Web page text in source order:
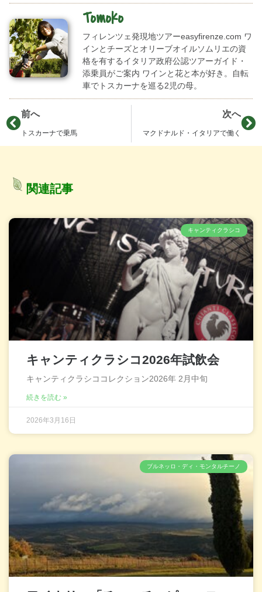
Tomoko
フィレンツェ発現地ツアーeasyfirenze.com ワ
インとチーズとオリーブオイルソムリエの資
格を有するイタリア政府公認ツアーガイド・
添乗員がご案内 ワインと花と本が好き。自転
車でトスカーナを巡る2児の母。
前へ
トスカーナで乗馬
次へ
マクドナルド・イタリアで働く
関連記事
キャンティクラシコ
キャンティクラシコ2026年試飲会
キャンティクラシココレクション2026年 2月中旬
続きを読む »
2026年3月16日
ブルネッロ・ディ・モンタルチーノ